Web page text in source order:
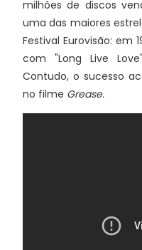
milhões de discos
uma das maiores
Festival Eurovisão: em
com "Long Live
Contudo, o sucesso
no filme Grease.